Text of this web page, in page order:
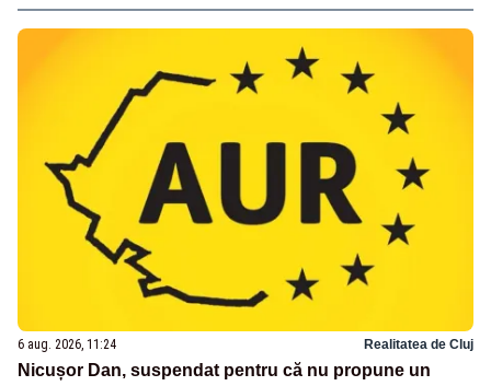
6 aug. 2026, 11:24 Realitatea de Cluj
Nicușor Dan, suspendat pentru că nu propune un